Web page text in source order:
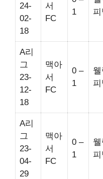
24-
02-
18
서
FC
1
피
A리
그
23-
12-
18
맥아
서
FC
0 –
1
웰
피
A리
그
23-
04-
29
맥아
서
FC
0 –
1
웰
피